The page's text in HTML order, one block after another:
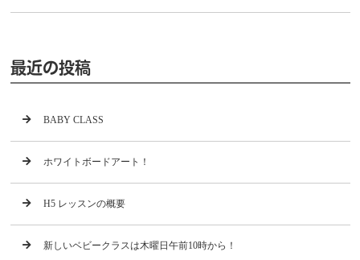
最近の投稿
BABY CLASS
ホワイトボードアート！
H5 レッスンの概要
新しいベビークラスは木曜日午前10時から！